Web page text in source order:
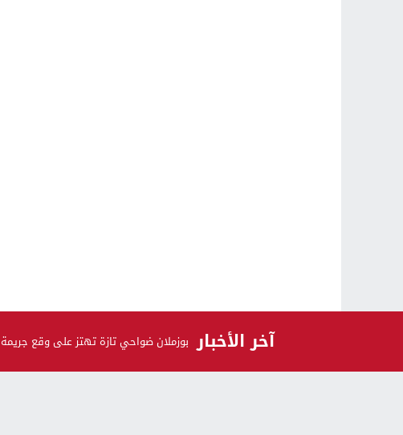
آخر الأخبار بوزملان ضواحي تازة تهتز على وقع